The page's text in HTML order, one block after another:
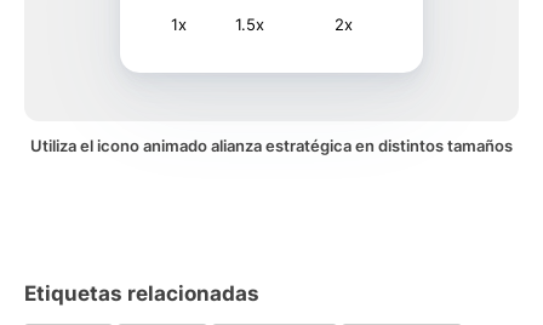
1x 1.5x 2x
Utiliza el icono animado alianza estratégica en distintos tamaños
Etiquetas relacionadas